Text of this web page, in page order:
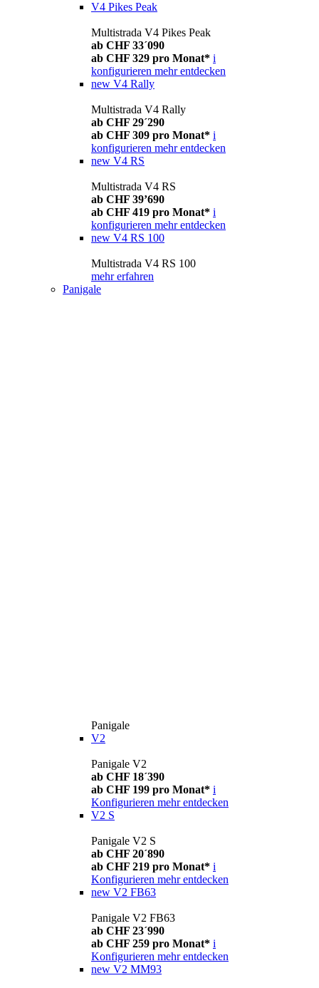
V4 Pikes Peak
Multistrada V4 Pikes Peak
ab CHF 33´090
ab CHF 329 pro Monat* i
konfigurieren mehr entdecken
new V4 Rally
Multistrada V4 Rally
ab CHF 29´290
ab CHF 309 pro Monat* i
konfigurieren mehr entdecken
new V4 RS
Multistrada V4 RS
ab CHF 39’690
ab CHF 419 pro Monat* i
konfigurieren mehr entdecken
new V4 RS 100
Multistrada V4 RS 100
mehr erfahren
Panigale
Panigale
V2
Panigale V2
ab CHF 18´390
ab CHF 199 pro Monat* i
Konfigurieren mehr entdecken
V2 S
Panigale V2 S
ab CHF 20´890
ab CHF 219 pro Monat* i
Konfigurieren mehr entdecken
new V2 FB63
Panigale V2 FB63
ab CHF 23´990
ab CHF 259 pro Monat* i
Konfigurieren mehr entdecken
new V2 MM93